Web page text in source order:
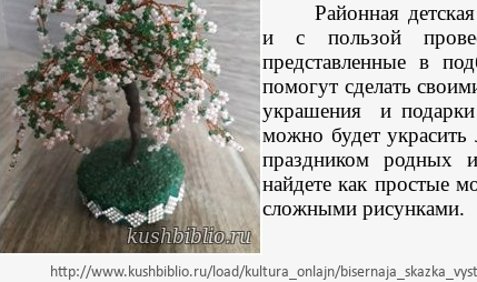
Районная
и с пользой
представленные в
помогут сделать
украшения и
можно будет
праздником родных
найдете как простые
сложными рисунками.
http://www.kushbiblio.ru/load/kultura_onlajn/